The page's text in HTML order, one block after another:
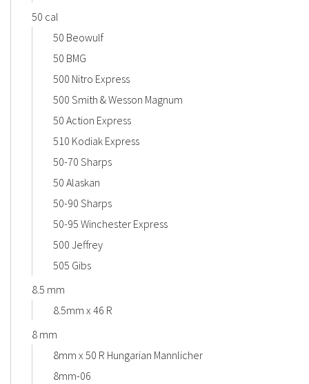
50 cal
50 Beowulf
50 BMG
500 Nitro Express
500 Smith & Wesson Magnum
50 Action Express
510 Kodiak Express
50-70 Sharps
50 Alaskan
50-90 Sharps
50-95 Winchester Express
500 Jeffrey
505 Gibs
8.5 mm
8.5mm x 46 R
8 mm
8mm x 50 R Hungarian Mannlicher
8mm-06